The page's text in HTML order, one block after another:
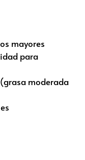
mayores
para
moderada